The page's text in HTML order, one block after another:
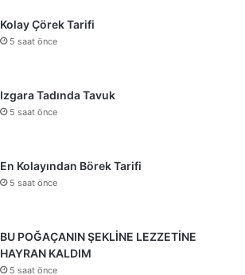
Kolay Çörek Tarifi
5 saat önce
Izgara Tadında Tavuk
5 saat önce
En Kolayından Börek Tarifi
5 saat önce
BU POĞAÇANIN ŞEKLİNE LEZZETİNE
HAYRAN KALDIM
5 saat önce